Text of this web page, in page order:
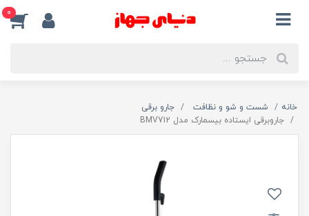
0
خانه شست و شو و نظافت
جارو برقی
جاروبرقی ایستاده بیسمارک مدل BMV712